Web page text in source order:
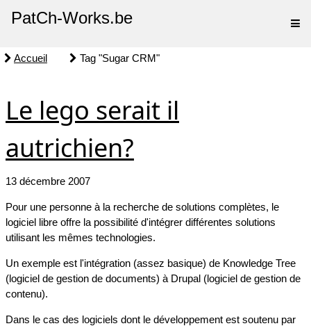
PatCh-Works.be
Accueil Tag "Sugar CRM"
Le lego serait il
autrichien?
13 décembre 2007
Pour une personne à la recherche de solutions complètes, le
logiciel libre offre la possibilité d'intégrer différentes solutions
utilisant les mêmes technologies.
Un exemple est l'intégration (assez basique) de Knowledge Tree
(logiciel de gestion de documents) à Drupal (logiciel de gestion de
contenu).
Dans le cas des logiciels dont le développement est soutenu par